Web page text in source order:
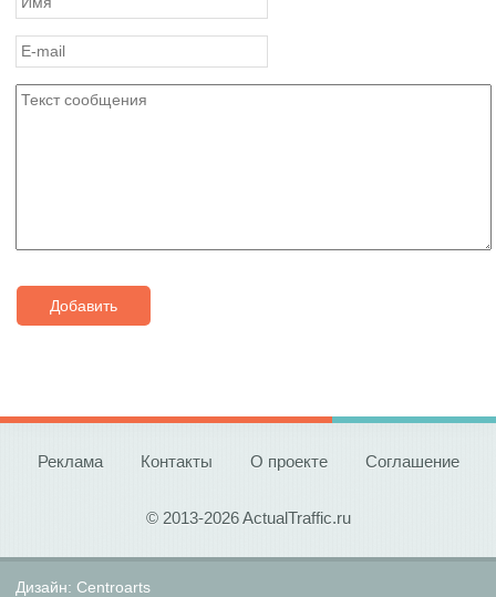
Добавить
Реклама Контакты О проекте Соглашение
© 2013-2026 ActualTraffic.ru
Дизайн: Centroarts